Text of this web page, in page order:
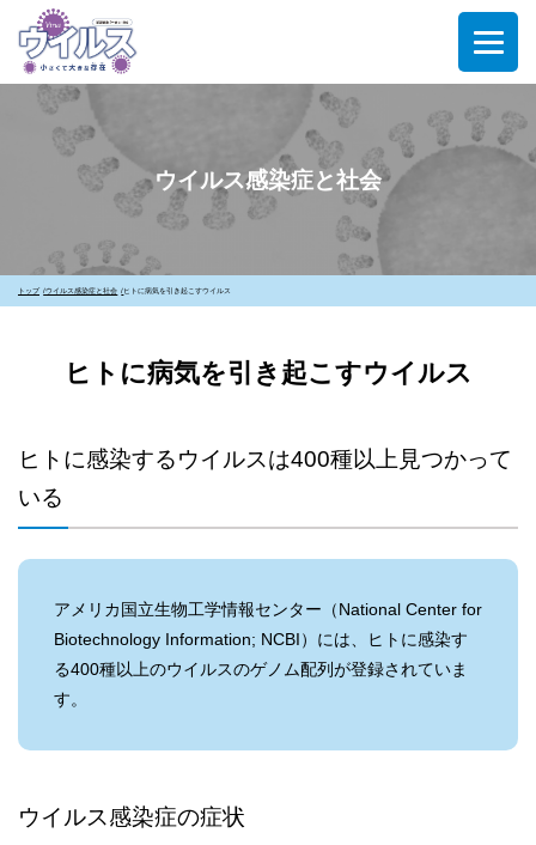
ウイルス感染症と社会
トップ ウイルス感染症と社会 ヒトに病気を引き起こすウイルス
ヒトに病気を引き起こすウイルス
ヒトに感染するウイルスは400種以上見つかって
いる
アメリカ国立生物工学情報センター（National Center for
Biotechnology Information; NCBI）には、ヒトに感染す
る400種以上のウイルスのゲノム配列が登録されていま
す。
ウイルス感染症の症状